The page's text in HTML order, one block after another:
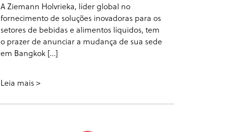
A Ziemann Holvrieka, líder global no
fornecimento de soluções inovadoras para os
setores de bebidas e alimentos líquidos, tem
o prazer de anunciar a mudança de sua sede
em Bangkok [...]
Leia mais